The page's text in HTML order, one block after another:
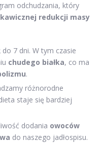
odchudzania, który
redukcji masy
7 dni. W tym czasie
chudego białka, co ma
.
różnorodne
staje się bardziej
dodania owoców
do naszego jadłospisu.